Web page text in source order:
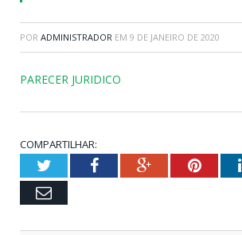
POR ADMINISTRADOR EM 9 DE JANEIRO DE 2020
PARECER JURIDICO
COMPARTILHAR:
TwitterFacebookGoogle+
Email